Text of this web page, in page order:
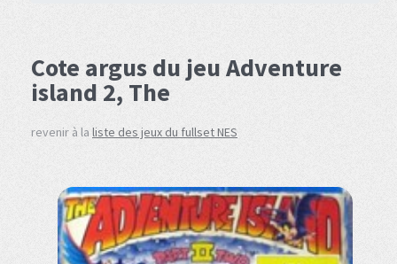
Cote argus du jeu Adventure
island 2, The
revenir à la liste des jeux du fullset NES